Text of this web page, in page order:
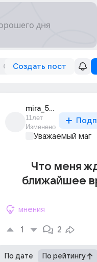
Создать пост
mira_5052
11лет
Изменено
Уважаемый маг
Что меня
ближайшее
мнения
1 2
По дате По рейтингу